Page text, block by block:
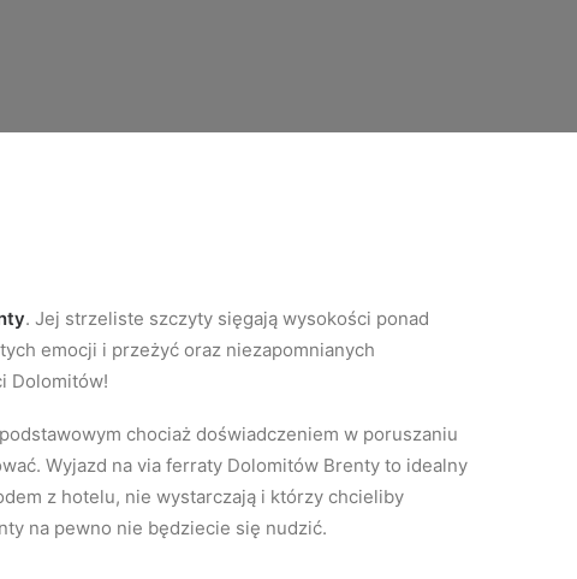
. Jej strzeliste szczyty sięgają wysokości ponad
emocji i przeżyć oraz niezapomnianych
Dolomitów!
chociaż doświadczeniem w poruszaniu
Wyjazd na via ferraty Dolomitów Brenty to idealny
z hotelu, nie wystarczają i którzy chcieliby
na pewno nie będziecie się nudzić.